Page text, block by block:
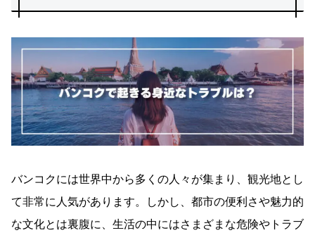
バンコクには世界中から多くの人々が集まり、観光地とし
て非常に人気があります。しかし、都市の便利さや魅力的
な文化とは裏腹に、生活の中にはさまざまな危険やトラブ